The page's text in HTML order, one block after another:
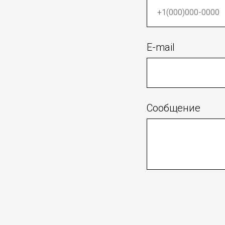
E-mail
Сообщение